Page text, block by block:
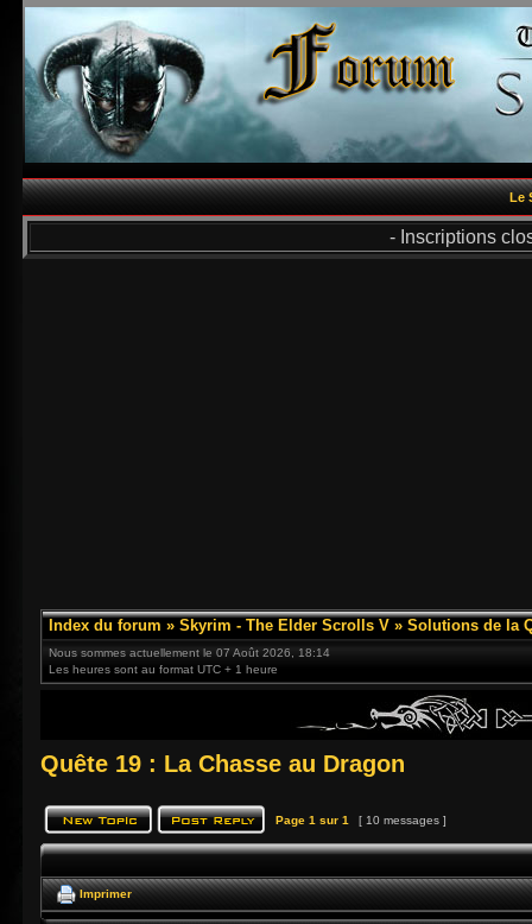
Le
- Inscriptions
Index du forum » Skyrim - The Elder Scrolls V » Solutions de la
Nous sommes actuellement le 07 Août 2026, 18:14
Les heures sont au format UTC + 1 heure
Quête 19 : La Chasse au Dragon
Page 1 sur 1 [ 10 messages ]
Imprimer